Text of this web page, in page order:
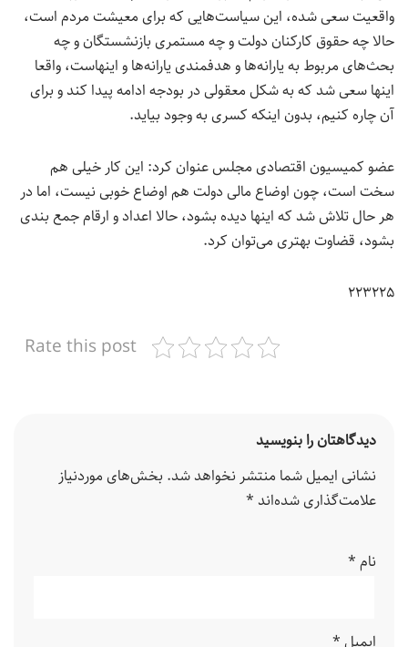
واقعیت سعی شده، این سیاست‌هایی که برای معیشت مردم است،
حالا چه حقوق کارکنان دولت و چه مستمری بازنشستگان و چه
بحث‌های مربوط به یارانه‌ها و هدفمندی یارانه‌ها و اینهاست، واقعا
اینها سعی شد که به شکل معقولی در بودجه ادامه پیدا کند و برای
آن چاره کنیم، بدون اینکه کسری به وجود بیاید.
عضو کمیسیون اقتصادی مجلس عنوان کرد: این کار خیلی هم
سخت است، چون اوضاع مالی دولت هم اوضاع خوبی نیست، اما در
هر حال تلاش شد که اینها دیده بشود، حالا اعداد و ارقام جمع بندی
بشود، قضاوت بهتری می‌توان کرد.
۲۲۳۲۲۵
Rate this post
دیدگاهتان را بنویسید
نشانی ایمیل شما منتشر نخواهد شد. بخش‌های موردنیاز
علامت‌گذاری شده‌اند *
نام *
ایمیل *